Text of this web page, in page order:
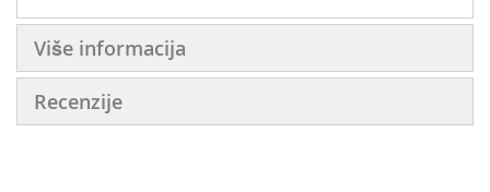
Više informacija
Recenzije